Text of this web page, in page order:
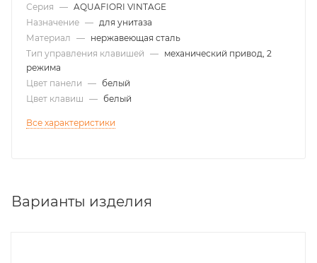
Серия — AQUAFIORI VINTAGE
Назначение — для унитаза
Материал — нержавеющая сталь
Тип управления клавишей — механический привод, 2
режима
Цвет панели — белый
Цвет клавиш — белый
Все характеристики
Варианты изделия